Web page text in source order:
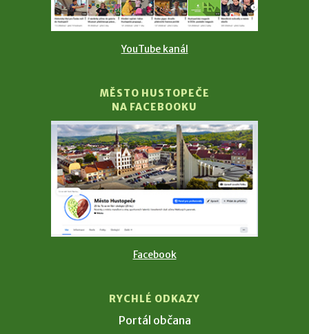
YouTube kanál
MĚSTO HUSTOPEČE
NA FACEBOOKU
Facebook
RYCHLÉ ODKAZY
Portál občana